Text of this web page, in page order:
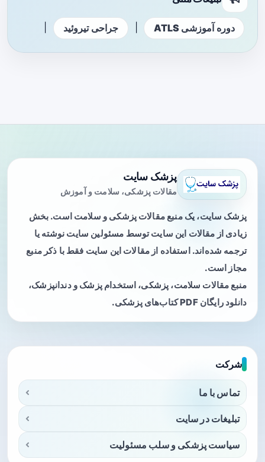
دوره آموزشی ATLS جراحی تیروئید
پزشک سایت
مقالات پزشکی، سلامت و آموزش
پزشک سایت، یک منبع مقالات پزشکی و سلامت است. بخش
زیادی از مقالات این سایت توسط مسئولین سایت نوشته یا
ترجمه شده‌اند. استفاده از مقالات این سایت فقط با ذکر منبع
مجاز است.
منبع مقالات سلامت، پزشکی، استخدام پزشک و دندانپزشک،
دانلود رایگان PDF کتاب‌های پزشکی.
شرکت
تماس با ما
تبلیغات در سایت
سیاست پزشکی و سلب مسئولیت